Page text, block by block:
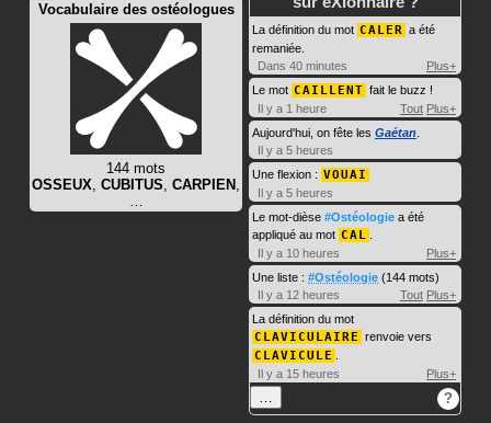
Vocabulaire des ostéologues
144 mots
OSSEUX, CUBITUS, CARPIEN ,
…
La définition du mot CALER a été
remaniée.
Dans 40 minutes
Plus+
Le mot CAILLENT fait le buzz !
Il y a 1 heure
Tout Plus+
Aujourd'hui, on fête les Gaétan
Il y a 5 heures
Une flexion : VOUAI
Il y a 5 heures
Le mot-dièse #Ostéologie a été
appliqué au mot CAL
Il y a 10 heures
Plus+
Une liste : #Ostéologie (144 mots)
Il y a 12 heures
Tout Plus+
La définition du mot
CLAVICULAIRE renvoie vers
CLAVICULE
Il y a 15 heures
Plus+
… ?